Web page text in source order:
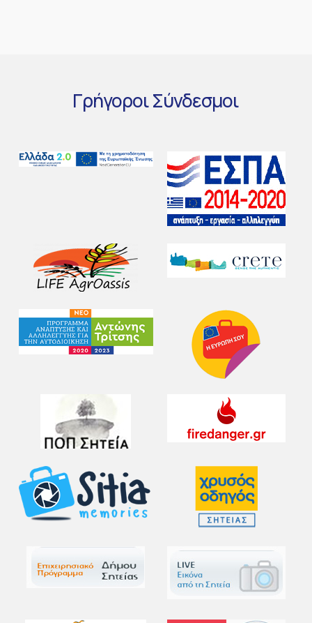
ΓρήγοροιΣύνδεσμοι